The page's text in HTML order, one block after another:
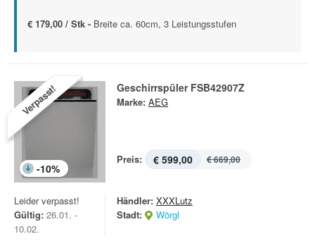
€ 179,00 / Stk - Breite ca. 60cm, 3 Leistungsstufen
Verpasst!
-10%
Geschirrspüler FSB42907Z
Marke: AEG
Preis: € 599,00 € 669,00
Leider verpasst!
Gültig: 26.01. -
10.02.
Händler: XXXLutz
Stadt:
Wörgl